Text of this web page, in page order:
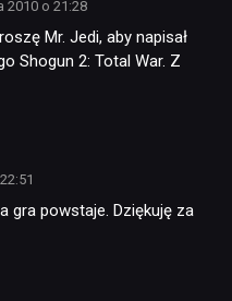
2010 o 21:28
Mr. Jedi, aby napisał
Shogun 2: Total War. Z
gra powstaje. Dziękuję za